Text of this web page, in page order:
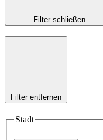
Filter schließen
Filter entfernen
Stadt